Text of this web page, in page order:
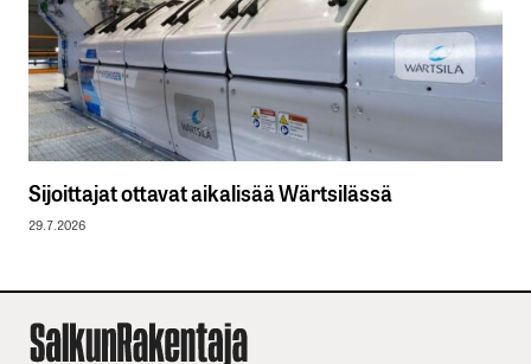
Sijoittajat ottavat aikalisää Wärtsilässä
29.7.2026